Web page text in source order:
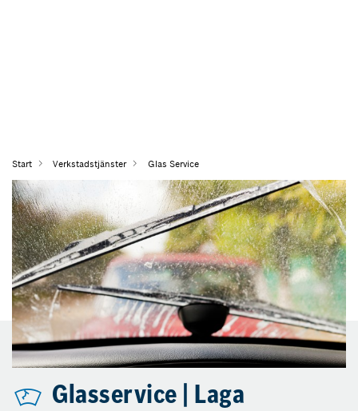
Start Verkstadstjänster Glas Service
Glasservice | Laga